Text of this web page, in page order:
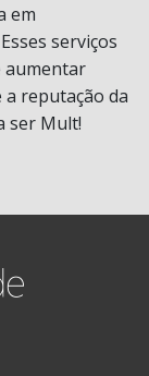
em
serviços
aumentar
reputação da
ser Mult!